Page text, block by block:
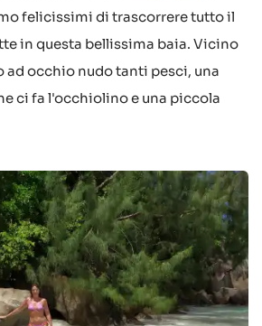
felicissimi di trascorrere tutto il
in questa bellissima baia. Vicino
ad occhio nudo tanti pesci, una
ci fa l'occhiolino e una piccola